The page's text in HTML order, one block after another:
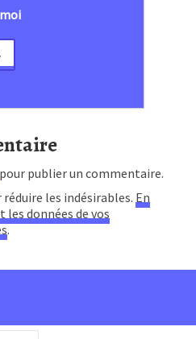
pour publier un commentaire.
les indésirables. En
données de vos
.